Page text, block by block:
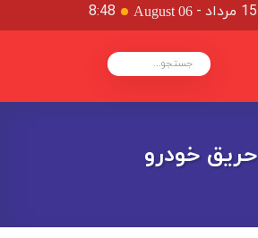
-
August 06
8:48
حریق خودرو